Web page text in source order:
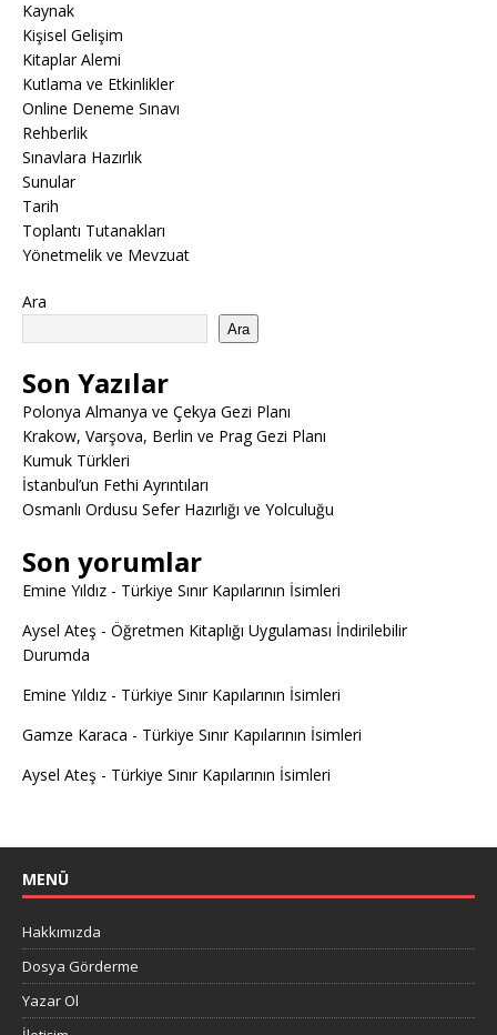
Kaynak
Kişisel Gelişim
Kitaplar Alemi
Kutlama ve Etkinlikler
Online Deneme Sınavı
Rehberlik
Sınavlara Hazırlık
Sunular
Tarih
Toplantı Tutanakları
Yönetmelik ve Mevzuat
Ara
Ara
Son Yazılar
Polonya Almanya ve Çekya Gezi Planı
Krakow, Varşova, Berlin ve Prag Gezi Planı
Kumuk Türkleri
İstanbul’un Fethi Ayrıntıları
Osmanlı Ordusu Sefer Hazırlığı ve Yolculuğu
Son yorumlar
Emine Yıldız - Türkiye Sınır Kapılarının İsimleri
Aysel Ateş - Öğretmen Kitaplığı Uygulaması İndirilebilir
Durumda
Emine Yıldız - Türkiye Sınır Kapılarının İsimleri
Gamze Karaca - Türkiye Sınır Kapılarının İsimleri
Aysel Ateş - Türkiye Sınır Kapılarının İsimleri
MENÜ
Hakkımızda
Dosya Görderme
Yazar Ol